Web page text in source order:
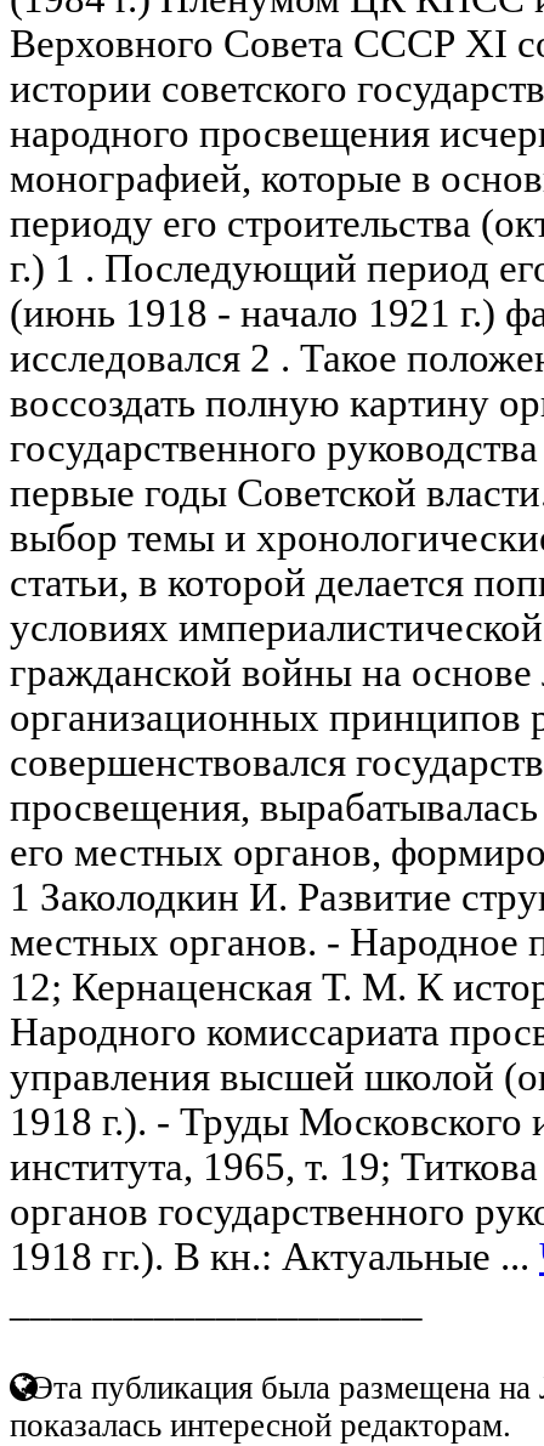
Верховного Совета СССР XI
истории советского
народного просвещения
монографией, которые в
периоду его строительства
г.) 1 . Последующий период
(июнь 1918 - начало 1921 г.)
исследовался 2 . Такое
воссоздать полную картину
государственного
первые годы Советской
выбор темы и
статьи, в которой делается
условиях
гражданской войны на основе
организационных принципов
совершенствовался
просвещения,
его местных органов,
1 Заколодкин И. Развитие
местных органов. - Народное
12; Кернаценская Т. М. К
Народного комиссариата
управления высшей школой
1918 г.). - Труды Московского
института, 1965, т. 19;
органов государственного
1918 гг.). В кн.: Актуальные ...
Эта публикация была размещена на
показалась интересной редакторам.